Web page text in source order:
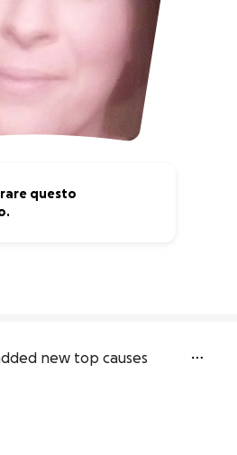
questo
new top causes